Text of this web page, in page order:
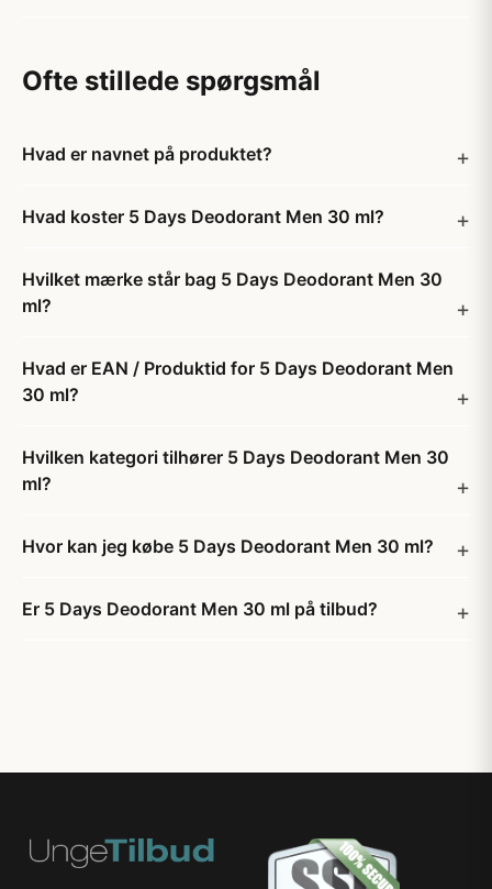
Ofte stillede spørgsmål
Hvad er navnet på produktet?
Hvad koster 5 Days Deodorant Men 30 ml?
Hvilket mærke står bag 5 Days Deodorant Men 30
ml?
Hvad er EAN / Produktid for 5 Days Deodorant Men
30 ml?
Hvilken kategori tilhører 5 Days Deodorant Men 30
ml?
Hvor kan jeg købe 5 Days Deodorant Men 30 ml?
Er 5 Days Deodorant Men 30 ml på tilbud?